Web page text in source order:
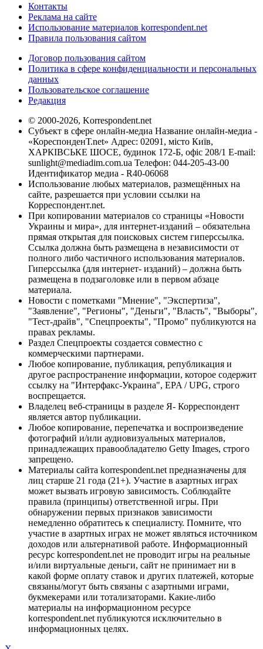
Контакты
Реклама на сайте
Использование материалов korrespondent.net
Правила пользования сайтом
Договор пользования сайтом
Политика в сфере конфиденциальности и персональных
данных
Пользовательское соглашение
Редакция
© 2000-2026, Korrespondent.net
Субъект в сфере онлайн-медиа Название онлайн-медиа -
«КореспонденТ.net» Адрес: 02091, місто Київ,
ХАРКІВСЬКЕ ШОСЕ, будинок 172-Б, офіс 208/1 E-mail:
sunlight@mediadim.com.ua Телефон: 044-205-43-00
Идентификатор медиа - R40-06068
Использование любых материалов, размещённых на
сайте, разрешается при условии ссылки на
Корреспондент.net.
При копировании материалов со страницы «Новости
Украины и мира», для интернет-изданий – обязательна
прямая открытая для поисковых систем гиперссылка.
Ссылка должна быть размещена в независимости от
полного либо частичного использования материалов.
Гиперссылка (для интернет- изданий) – должна быть
размещена в подзаголовке или в первом абзаце
материала.
Новости с пометками "Мнение", "Экспертиза",
"Заявление", "Регионы", "Деньги", "Власть", "Выборы",
"Тест-драйв", "Спецпроекты", "Промо" публикуются на
правах рекламы.
Раздел Спецпроекты создается совместно с
коммерческими партнерами.
Любое копирование, публикация, републикация и
другое распространение информации, которое содержит
ссылку на "Интерфакс-Украина", EPA / UPG, строго
воспрещается.
Владелец веб-страницы в разделе Я- Корреспондент
является автор публикации.
Любое копирование, перепечатка и воспроизведение
фотографий и/или аудиовизуальных материалов,
принадлежащих правообладателю Getty Images, строго
запрещено.
Материалы сайта korrespondent.net предназначены для
лиц старше 21 года (21+). Участие в азартных играх
может вызвать игровую зависимость. Соблюдайте
правила (принципы) ответственной игры. При
обнаружении первых признаков зависимости
немедленно обратитесь к специалисту. Помните, что
участие в азартных играх не может являться источником
доходов или альтернативой работе. Информационный
ресурс korrespondent.net не проводит игры на реальные
и/или виртуальные деньги, сайт не принимает ни в
какой форме оплату ставок и других платежей, которые
связаны/могут быть связаны с азартными играми,
букмекерами или тотализаторами. Какие-либо
материалы на информационном ресурсе
korrespondent.net публикуются исключительно в
информационных целях.